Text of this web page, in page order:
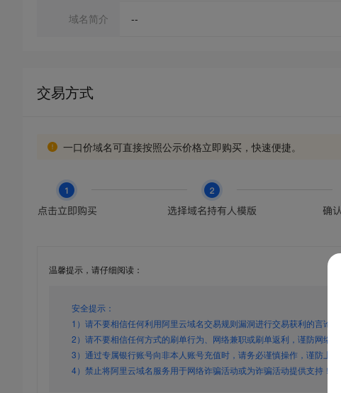
域名简介 --
交易方式
一口价域名可直接按照公示价格立即购买，快速便捷。
温馨提示，请仔细阅读：
安全提示：
1）请不要相信任何利用阿里云域名交易规则漏洞进行交易获利的言论，
2）请不要相信任何方式的刷单行为、网络兼职或刷单返利，谨防网络诈
3）通过专属银行账号向非本人账号充值时，请务必谨慎操作，谨防上当
4）禁止将阿里云域名服务用于网络诈骗活动或为诈骗活动提供支持！